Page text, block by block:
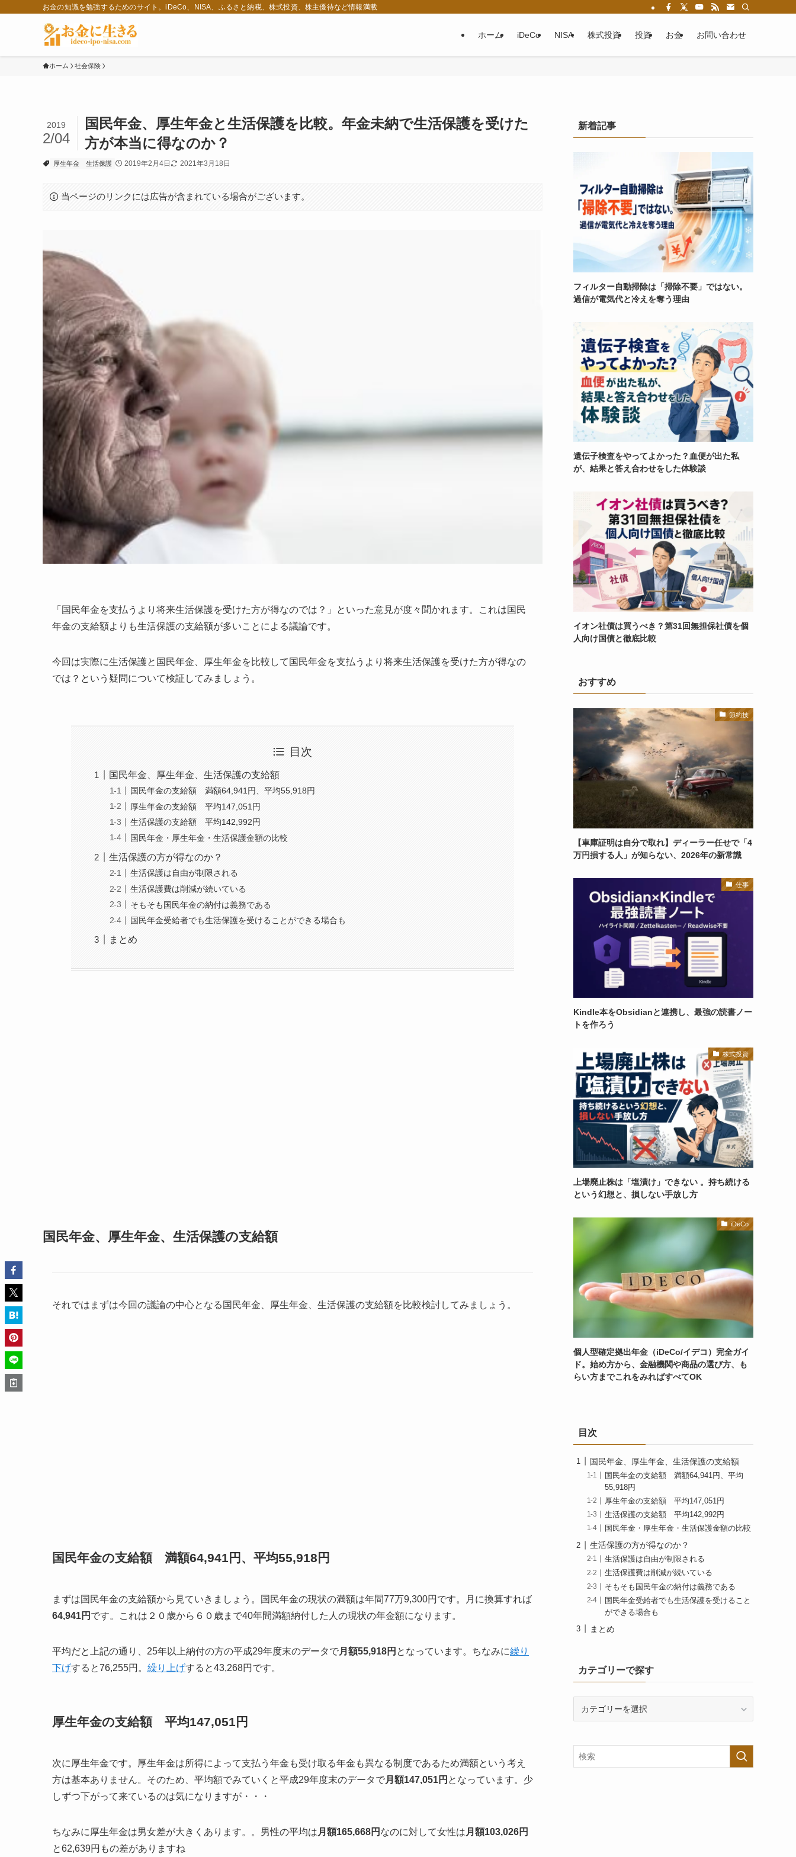
お金の知識を勉強するためのサイト。iDeCo、NISA、ふるさと納税、株式投資、株主優待など情報満載
ホーム iDeCo NISA 株式投資 投資 お金 お問い合わせ
ホーム 社会保険
国民年金、厚生年金と生活保護を比較。年金未納で生活保護を受けた
方が本当に得なのか？
2019
2/04
厚生年金 生活保護 2019年2月4日 2021年3月18日
当ページのリンクには広告が含まれている場合がございます。
「国民年金を支払うより将来生活保護を受けた方が得なのでは？」といった意見が度々聞かれます。これは国民
年金の支給額よりも生活保護の支給額が多いことによる議論です。
今回は実際に生活保護と国民年金、厚生年金を比較して国民年金を支払うより将来生活保護を受けた方が得なの
では？という疑問について検証してみましょう。
目次
国民年金、厚生年金、生活保護の支給額
国民年金の支給額 満額64,941円、平均55,918円
厚生年金の支給額 平均147,051円
生活保護の支給額 平均142,992円
国民年金・厚生年金・生活保護金額の比較
生活保護の方が得なのか？
生活保護は自由が制限される
生活保護費は削減が続いている
そもそも国民年金の納付は義務である
国民年金受給者でも生活保護を受けることができる場合も
まとめ
国民年金、厚生年金、生活保護の支給額
それではまずは今回の議論の中心となる国民年金、厚生年金、生活保護の支給額を比較検討してみましょう。
国民年金の支給額 満額64,941円、平均55,918円
まずは国民年金の支給額から見ていきましょう。国民年金の現状の満額は年間77万9,300円です。月に換算すれば
64,941円 です。これは２０歳から６０歳まで40年間満額納付した人の現状の年金額になります。
平均だと上記の通り、25年以上納付の方の平成29年度末のデータで月額55,918円 となっています。ちなみに繰り
下げすると76,255円。 繰り上げすると43,268円です。
厚生年金の支給額 平均147,051円
次に厚生年金です。厚生年金は所得によって支払う年金も受け取る年金も異なる制度であるため満額という考え
方は基本ありません。そのため、平均額でみていくと平成29年度末のデータで月額147,051円 となっています。少
しずつ下がって来ているのは気になりますが・・・
ちなみに厚生年金は男女差が大きくあります。。男性の平均は 月額165,668円 なのに対して女性は 月額103,026円
と62,639円もの差がありますね
新着記事
フィルター自動掃除は「掃除不要」ではない。
過信が電気代と冷えを奪う理由
遺伝子検査をやってよかった？血便が出た私
が、結果と答え合わせをした体験談
イオン社債は買うべき？第31回無担保社債を個
人向け国債と徹底比較
おすすめ
節約技
【車庫証明は自分で取れ】ディーラー任せで「4
万円損する人」が知らない、2026年の新常識
仕事
Kindle本をObsidianと連携し、最強の読書ノー
トを作ろう
株式投資
上場廃止株は「塩漬け」できない 。持ち続ける
という幻想と、損しない手放し方
iDeCo
個人型確定拠出年金（iDeCo/イデコ）完全ガイ
ド。始め方から、金融機関や商品の選び方、も
らい方までこれをみればすべてOK
目次
国民年金、厚生年金、生活保護の支給額
国民年金の支給額 満額64,941円、平均
55,918円
厚生年金の支給額 平均147,051円
生活保護の支給額 平均142,992円
国民年金・厚生年金・生活保護金額の比較
生活保護の方が得なのか？
生活保護は自由が制限される
生活保護費は削減が続いている
そもそも国民年金の納付は義務である
国民年金受給者でも生活保護を受けること
ができる場合も
まとめ
カテゴリーで探す
ー
で